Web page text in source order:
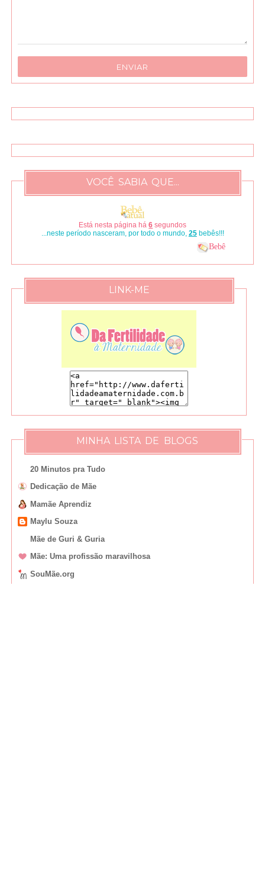
VOCÊ SABIA QUE...
Está nesta página há7 segundos
...neste período nasceram, por todo o mundo, 29bebês!!!
Bebê
LINK-ME
MINHA LISTA DE BLOGS
20 Minutos pra Tudo
Dedicação de Mãe
Mamãe Aprendiz
Maylu Souza
Mãe de Guri & Guria
Mãe: Uma profissão maravilhosa
SouMãe.org